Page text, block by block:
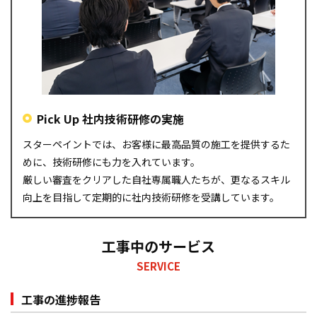
Pick Up 社内技術研修の実施
スターペイントでは、お客様に最高品質の施工を提供するた
めに、技術研修にも力を入れています。
厳しい審査をクリアした自社専属職人たちが、更なるスキル
向上を目指して定期的に社内技術研修を受講しています。
工事中のサービス
SERVICE
工事の進捗報告